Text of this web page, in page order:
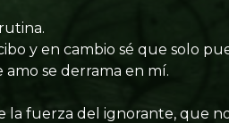
y en cambio sé que solo
se derrama en mí.
la fuerza del ignorante, que